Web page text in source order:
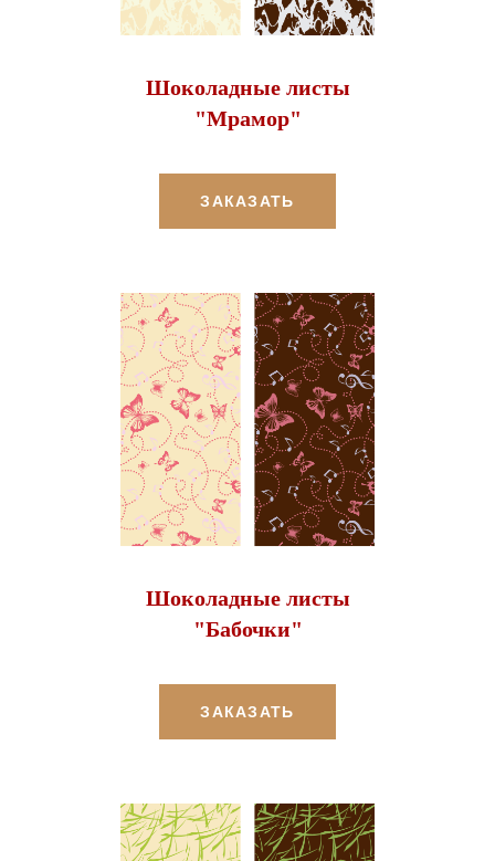
Шоколадные листы
"Мрамор"
ЗАКАЗАТЬ
Шоколадные листы
"Бабочки"
ЗАКАЗАТЬ